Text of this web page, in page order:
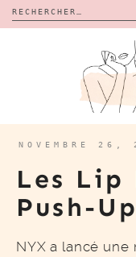
Rechercher :
CALENDRIERS DE
BON PLAN
À PROPOS
CONTACT
NOVEMBRE 26,
Les Lip
Push-
NYX a lancé